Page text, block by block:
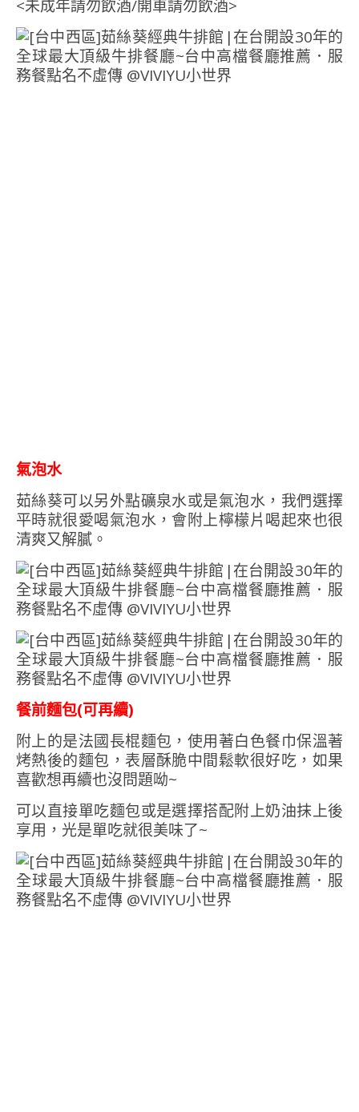
<未成年請勿飲酒/開車請勿飲酒>
氣泡水
茹絲葵可以另外點礦泉水或是氣泡水，我們選擇
平時就很愛喝氣泡水，會附上檸檬片喝起來也很
清爽又解膩。
餐前麵包(可再續)
附上的是法國長棍麵包，使用著白色餐巾保溫著
烤熱後的麵包，表層酥脆中間鬆軟很好吃，如果
喜歡想再續也沒問題呦~
可以直接單吃麵包或是選擇搭配附上奶油抹上後
享用，光是單吃就很美味了~